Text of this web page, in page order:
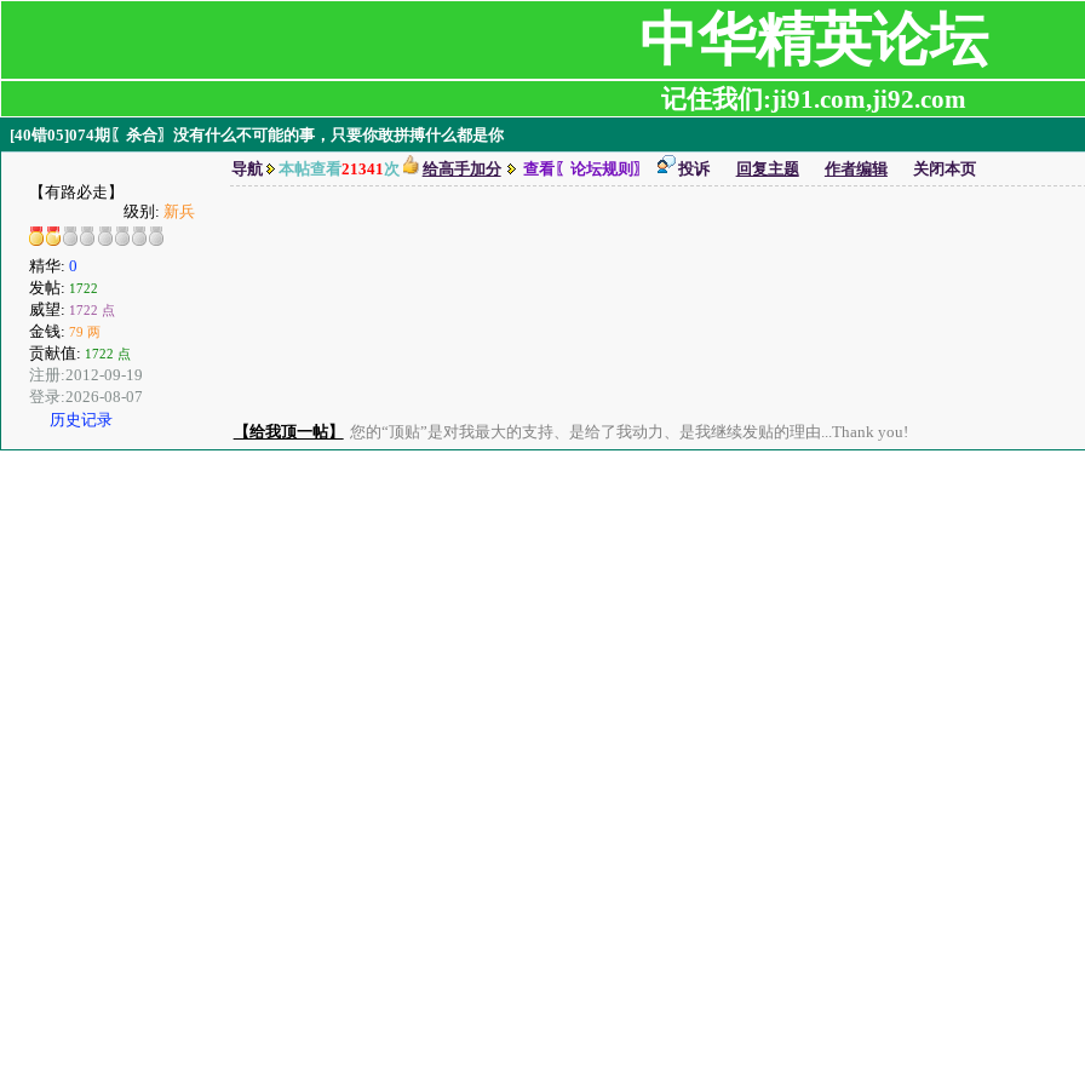
中华精英论坛
记住我们:ji91.com,ji92.com
[40错05]074期〖杀合〗没有什么不可能的事，只要你敢拼搏什么都是你
【有路必走】
级别: 新兵
精华: 0
发帖: 1722
威望: 1722 点
金钱: 79 两
贡献值: 1722 点
注册:2012-09-19
登录:2026-08-07
历史记录
导航 本帖查看21341次 给高手加分 查看〖论坛规则〗 投诉 回复主题 作者编辑 关闭本页
【给我顶一帖】 您的“顶贴”是对我最大的支持、是给了我动力、是我继续发贴的理由...Thank you!